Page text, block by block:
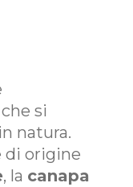
si
natura.
di origine
, la canapa